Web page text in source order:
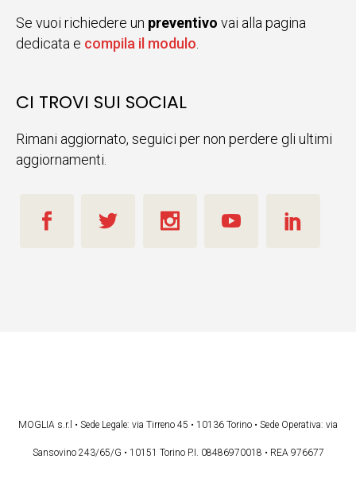
Se vuoi richiedere un preventivo vai alla pagina
dedicata e compila il modulo.
CI TROVI SUI SOCIAL
Rimani aggiornato, seguici per non perdere gli ultimi
aggiornamenti.
MOGLIA s.r.l • Sede Legale: via Tirreno 45 • 10136 Torino • Sede Operativa: via
Sansovino 243/65/G • 10151 Torino P.I. 08486970018 • REA 976677